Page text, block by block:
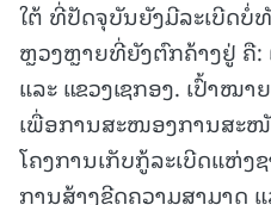
ໃຕ້ ທີ່ປັດຈຸບັນຍັງມີລະເບີດບໍ່
ຫຼວງຫຼາຍທີ່ຍັງຕົກຄ້າງຢູ່ ຄື:
ແລະ ແຂວງເຊກອງ. ເປົ້າໝ
ເພື່ອການສະໜອງການສະ
ໂຄງການເກັບກູ້ລະເບີດແຫ່ງ
ການສ້າງຂີດຄວາມສາມາດ